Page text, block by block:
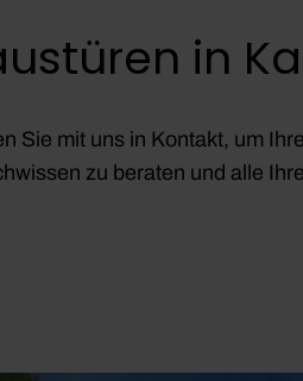
in
Sie mit uns in Kontakt, um
zu beraten und alle